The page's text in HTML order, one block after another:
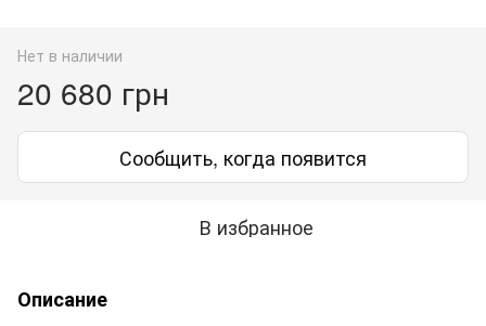
Нет в наличии
20 680 грн
Сообщить, когда появится
В избранное
Описание